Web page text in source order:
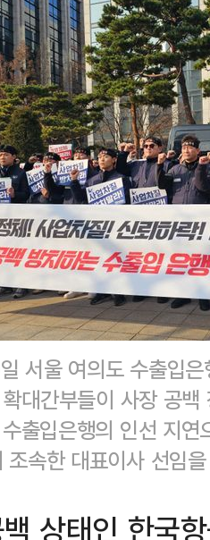
서울 여의도 수출입
대간부들이 사장 공
출입은행의 인선 지연
조속한 대표이사 선임
상태인 한국